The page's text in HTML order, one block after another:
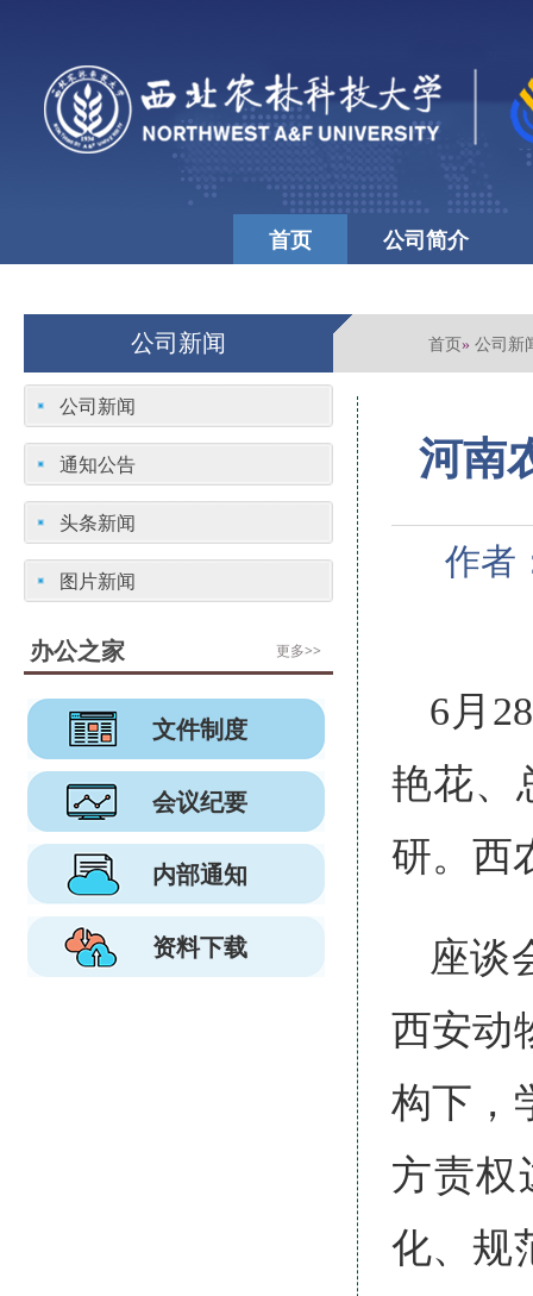
首页
公司简介
公司新闻 首页» 公司新
公司新闻
通知公告
头条新闻
图片新闻
更多>>
办公之家
文件制度
会议纪要
内部通知
资料下载
河南
作
6月
艳花、
研。西
座谈
西安动
构下，
方责权
化、规